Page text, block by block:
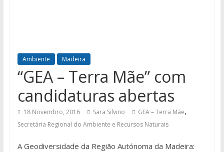
Ambiente Madeira
“GEA – Terra Mãe” com
candidaturas abertas
18 Novembro, 2016 Sara Silvino GEA – Terra Mãe,
Secretária Regional do Ambiente e Recursos Naturais
A Geodiversidade da Região Autónoma da Madeira: